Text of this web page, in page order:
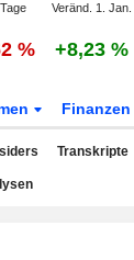
Veränd. 1. Jan.
% +8,23 %
Finanzen
Transkripte